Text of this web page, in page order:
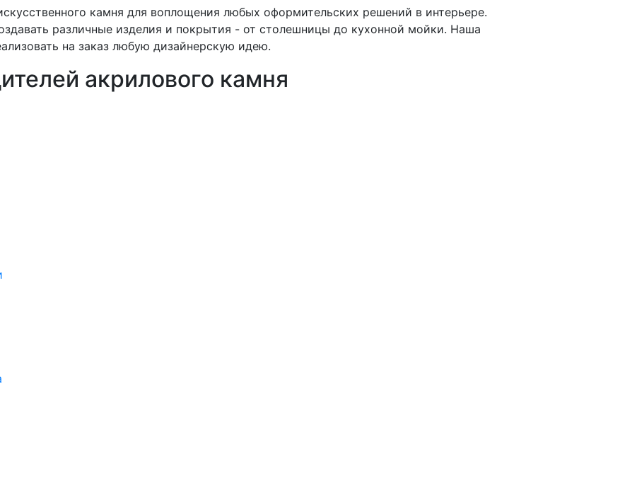
камня для воплощения любых оформительских решений в интерьере.
различные изделия и покрытия - от столешницы до кухонной мойки. Наша
на заказ любую дизайнерскую идею.
акрилового камня